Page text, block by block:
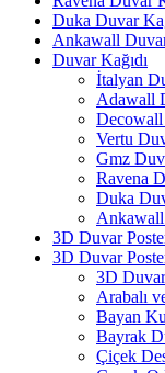
Duka Duvar
Ankawall
Duvar Kağıdı
İtalyan
Adawall
Decowall
Vertu
Gmz
Ravena
Duka
Ankawall
3D Duvar
3D Duvar
3D Duvar
Arabalı
Bayan
Bayrak
Çiçek